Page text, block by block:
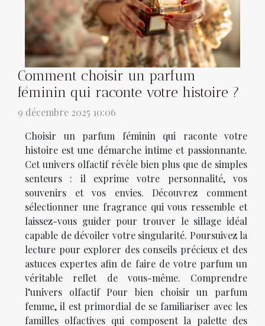
Comment choisir un parfum
féminin qui raconte votre histoire ?
9 décembre 2025 10:06
Choisir un parfum féminin qui raconte votre
histoire est une démarche intime et passionnante.
Cet univers olfactif révèle bien plus que de simples
senteurs : il exprime votre personnalité, vos
souvenirs et vos envies. Découvrez comment
sélectionner une fragrance qui vous ressemble et
laissez-vous guider pour trouver le sillage idéal
capable de dévoiler votre singularité. Poursuivez la
lecture pour explorer des conseils précieux et des
astuces expertes afin de faire de votre parfum un
véritable reflet de vous-même. Comprendre
l’univers olfactif Pour bien choisir un parfum
femme, il est primordial de se familiariser avec les
familles olfactives qui composent la palette des